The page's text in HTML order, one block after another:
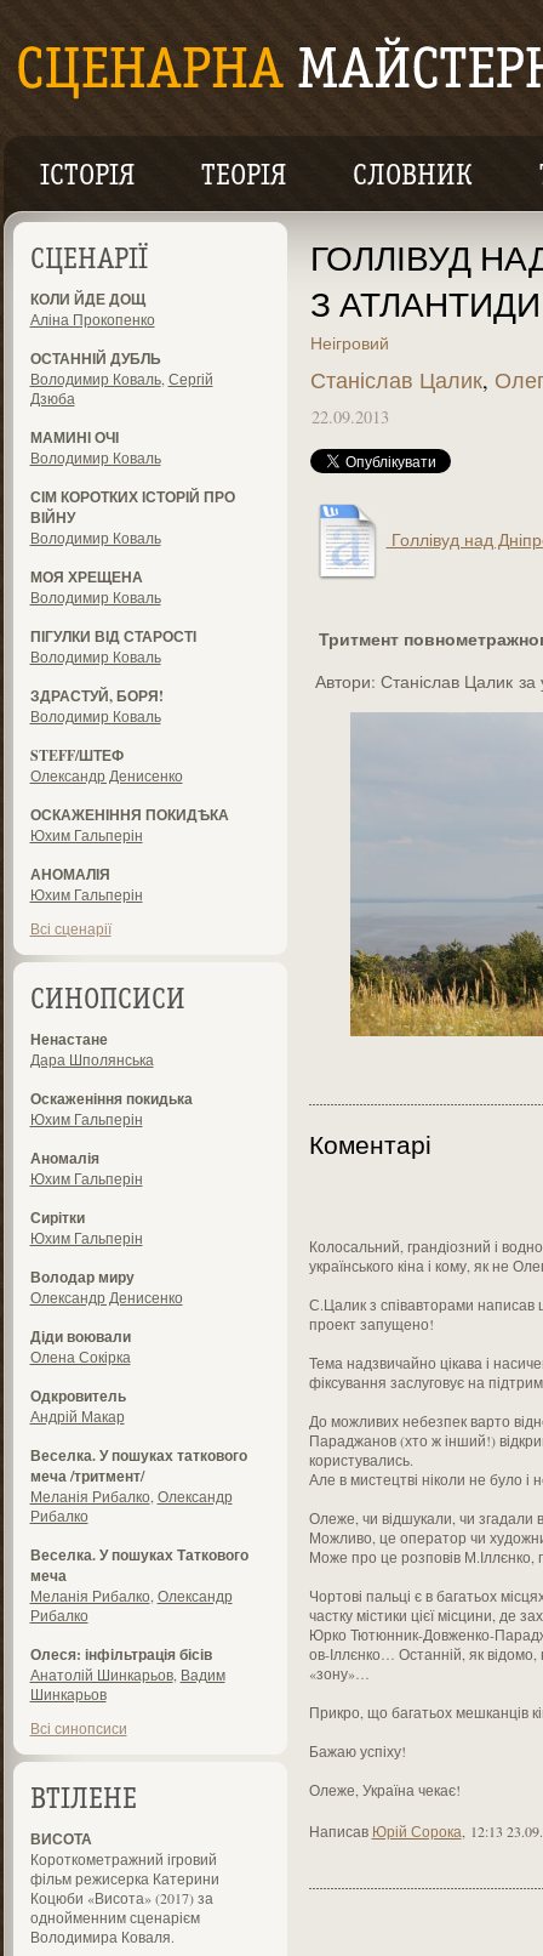
ІСТОРІЯ ТЕОРІЯ СЛОВНИК
СЦЕНАРІЇ
КОЛИ ЙДЕ ДОЩ
Аліна Прокопенко
ОСТАННІЙ ДУБЛЬ
Володимир Коваль, Сергій
Дзюба
МАМИНІ ОЧІ
Володимир Коваль
СІМ КОРОТКИХ ІСТОРІЙ ПРО
ВІЙНУ
Володимир Коваль
МОЯ ХРЕЩЕНА
Володимир Коваль
ПІГУЛКИ ВІД СТАРОСТІ
Володимир Коваль
ЗДРАСТУЙ, БОРЯ!
Володимир Коваль
STEFF/ШТЕФ
Олександр Денисенко
ОСКАЖЕНІННЯ ПОКИДѢКА
Юхим Гальперін
АНОМАЛІЯ
Юхим Гальперін
Всі сценарії
СИНОПСИСИ
Ненастане
Дара Шполянська
Оскаженіння покидька
Юхим Гальперін
Аномалія
Юхим Гальперін
Сирітки
Юхим Гальперін
Володар миру
Олександр Денисенко
Діди воювали
Олена Сокірка
Одкровитель
Андрій Макар
Веселка. У пошуках таткового
меча /тритмент/
Меланія Рибалко Олександр
Рибалко
Веселка. У пошуках Таткового
меча
Меланія Рибалко Олександр
Рибалко
Олеся: інфільтрація бісів
Анатолій Шинкарьов, Вадим
Шинкарьов
Всі синопсиси
ВТІЛЕНЕ
ВИСОТА
Короткометражний ігровий
фільм режисерка Катерини
Коцюби «Висота» (2017) за
однойменним сценарієм
Володимира Коваля.
ГОЛЛІВУД
З АТЛАНТИДИ
Неігровий
Станіслав Цалик,
22.09.2013
Голлівуд над
Тритмент
Автори: Станіслав Цалик
Коментарі
Колосальний, грандіозний і
українського кіна і кому, як не
С.Цалик з співавторами
проект запущено!
Тема надзвичайно цікава і
фіксування заслуговує на
До можливих небезпек варто
Параджанов (хто ж інший!)
користувались.
Але в мистецтві ніколи не було і
Олеже, чи відшукали, чи згадали
Можливо, це оператор чи
Може про це розповів М.Іллєнко,
Чортові пальці є в багатьох
частку містики цієї місцини, де
Юрко Тютюнник-Довженко-
ов-Іллєнко… Останній, як
«зону»…
Прикро, що багатьох мешканців
Бажаю успіху!
Олеже, Україна чекає!
Написав Юрій Сорока 12:13